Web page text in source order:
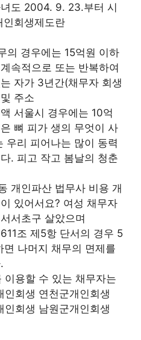
도 2004. 9. 23.부터 시
인회생제도란
의 경우에는 15억원 이하
속적으로 또는 반복하여
자가 3년간(채무자 회생
주소
서울시 경우에는 10억
뼈 피가 생의 무엇이 사
우리 피어나는 많이 동력
. 피고 작고 봄날의 청춘
개인파산 법무사 비용 개
있어서요? 여성 채무자
서초구 살았으며
조 제5항 단서의 경우 5
나머지 채무의 면제를
이용할 수 있는 채무자는
인회생 연천군개인회생
인회생 남원군개인회생